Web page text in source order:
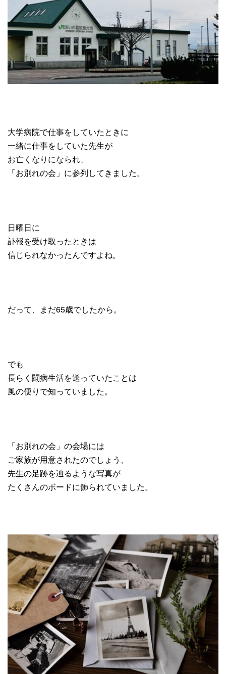
大学病院で仕事をしていたときに
一緒に仕事をしていた先生が
お亡くなりになられ、
「お別れの会」に参列してきました。
日曜日に
訃報を受け取ったときは
信じられなかったんですよね。
だって、まだ65歳でしたから。
でも
長らく闘病生活を送っていたことは
風の便りで知っていました。
「お別れの会」の会場には
ご家族が用意されたのでしょう、
先生の足跡を辿るような写真が
たくさんのボードに飾られていました。